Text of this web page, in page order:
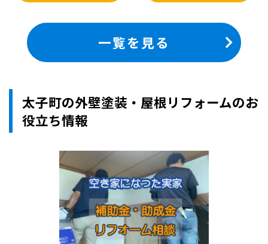
一覧を見る
太子町の外壁塗装・屋根リフォームのお
役立ち情報